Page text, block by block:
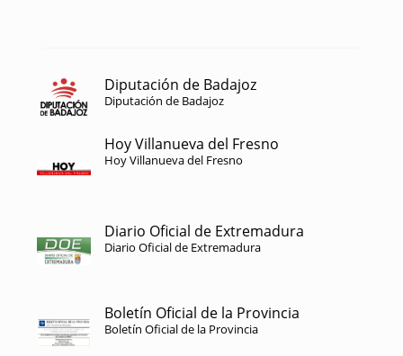
Diputación de Badajoz
Diputación de Badajoz
Hoy Villanueva del Fresno
Hoy Villanueva del Fresno
Diario Oficial de Extremadura
Diario Oficial de Extremadura
Boletín Oficial de la Provincia
Boletín Oficial de la Provincia